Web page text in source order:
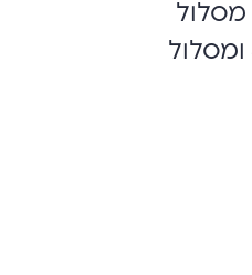
מסלול
אג"ח, מסלול אג"ח עד 15% מניות, מסלול אג"ח ממשלת ישראל, מסלול שקלי טווח קצר מסלול מחקה S&P ומסלול